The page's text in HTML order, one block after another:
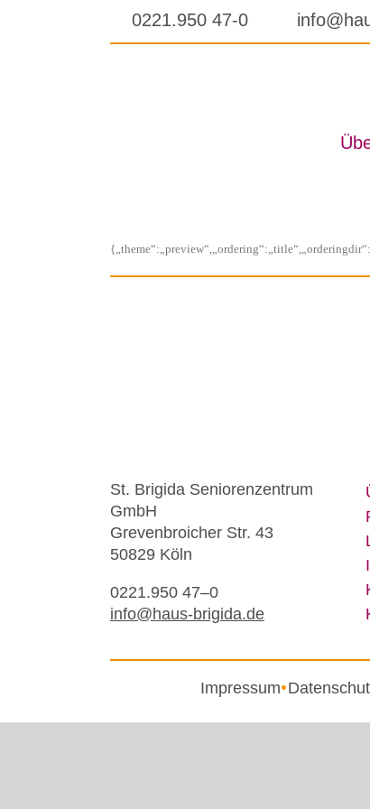
0221.950 47-0
St. Bri­gi­da Se­nio­ren­zen­trum
GmbH
Gre­ven­broi­cher Str. 43
50829 Köln
0221.950 47–0
info@​haus-​brigida.​de
Impressum